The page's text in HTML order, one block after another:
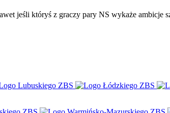
jeśli któryś z graczy pary NS wykaże ambicje